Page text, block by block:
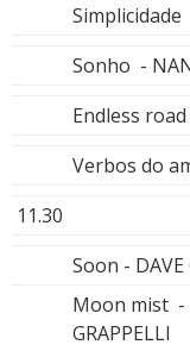
Simplicidade
Sonho -
Endless
Verbos do
11.30
Soon - DAVE
Moon mist -
GRAPPELLI